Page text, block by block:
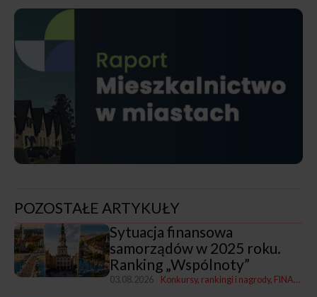
POZOSTAŁE ARTYKUŁY
Sytuacja finansowa
samorządów w 2025 roku.
Ranking „Wspólnoty”
03.08.2026 Konkursy, rankingi i nagrody FINANSE